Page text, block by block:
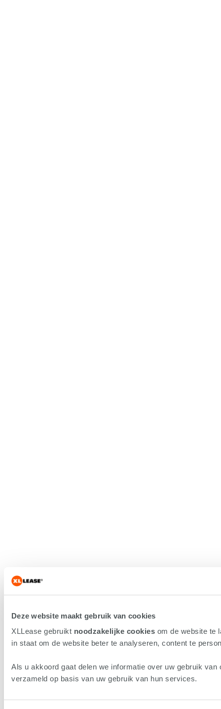
Deze website maakt gebruik van cookies
XLLease gebruikt noodzakelijke cookies om de website te
in staat om de website beter te analyseren, content te
Als u akkoord gaat delen we informatie over uw gebruik
verzameld op basis van uw gebruik van hun services.